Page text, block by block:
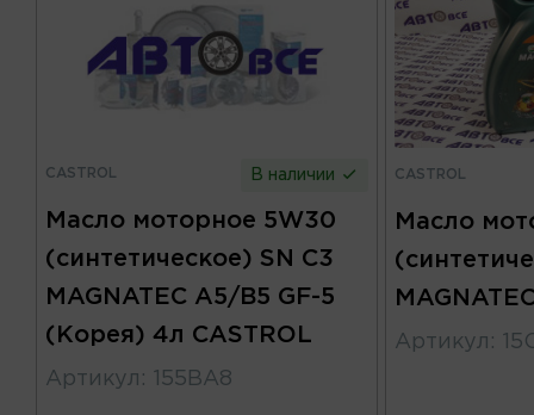
CASTROL В наличии
Масло моторное 5W30
(синтетическое) SN C3
MAGNATEC A5/B5 GF-5
(Корея) 4л CASTROL
Артикул : 155BA8
CASTROL
Масло
Артикул :